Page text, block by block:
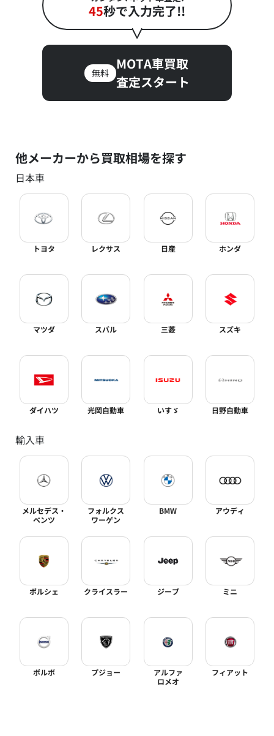
45秒で入力完了!!
無料
MOTA車買取
査定スタート
他メーカーから買取相場を探す
日本車
トヨタ レクサス 日産 ホンダ
マツダ スバル 三菱 スズキ
ダイハツ 光岡自動車 いすゞ 日野自動車
輸入車
メルセデス・
ベンツ
フォルクス
ワーゲン
BMW アウディ
ポルシェ クライスラー ジープ ミニ
ボルボ プジョー
アルファ
ロメオ
フィアット